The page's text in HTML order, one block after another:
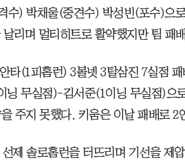
수) 박채울(중견수) 박성빈(포수)으
리며 멀티히트로 활약했지만 팀 패
타(1피홈런) 3볼넷 3탈삼진 7실점
무실점)-김서준(1이닝 무실점)으
주지 못했다. 키움은 이날 패배로 2
제 솔로홈런을 터뜨리며 기선을 제